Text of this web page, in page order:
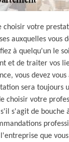
choisir votre
auxquelles vous
à quelqu'un le
et de traiter vos
vous devez
sera toujours
choisir votre
s'agit de bouche
que